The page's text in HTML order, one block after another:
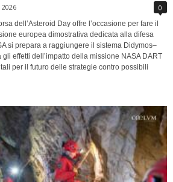
0
dell’Asteroid Day offre l’occasione per fare il
europea dimostrativa dedicata alla difesa
si prepara a raggiungere il sistema Didymos–
effetti dell’impatto della missione NASA DART
per il futuro delle strategie contro possibili